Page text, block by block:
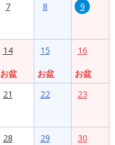
7 8 9
14
お盆
15
お盆
16
お盆
21 22 23
28 29 30